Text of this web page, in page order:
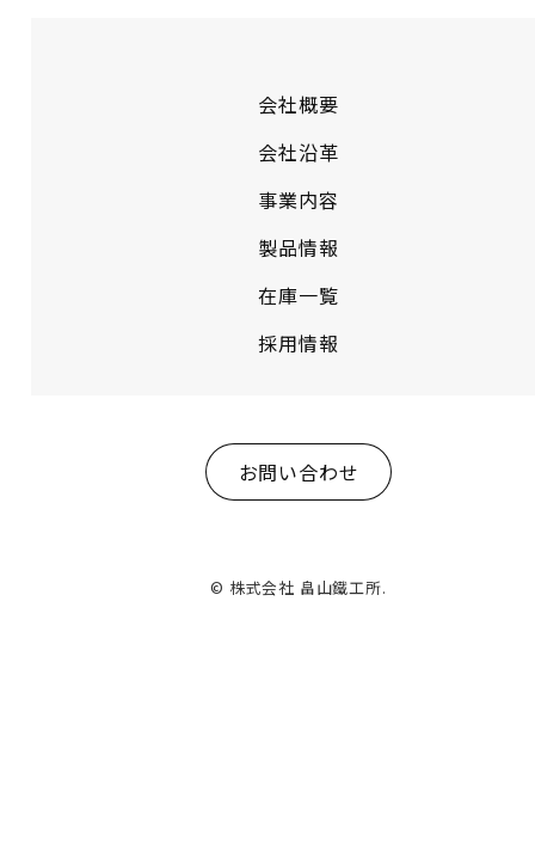
会社概要
会社沿革
事業内容
製品情報
在庫一覧
採用情報
お問い合わせ
© 株式会社 畠山鐵工所.